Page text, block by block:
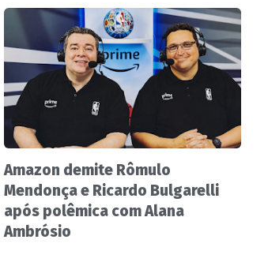
Amazon demite Rômulo
Mendonça e Ricardo Bulgarelli
após polêmica com Alana
Ambrósio